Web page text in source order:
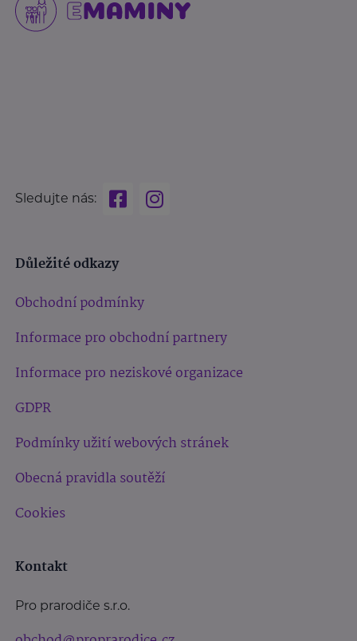
Sledujte nás:
Důležité odkazy
Obchodní podmínky
Informace pro obchodní partnery
Informace pro neziskové organizace
GDPR
Podmínky užití webových stránek
Obecná pravidla soutěží
Cookies
Kontakt
Pro prarodiče s.r.o.